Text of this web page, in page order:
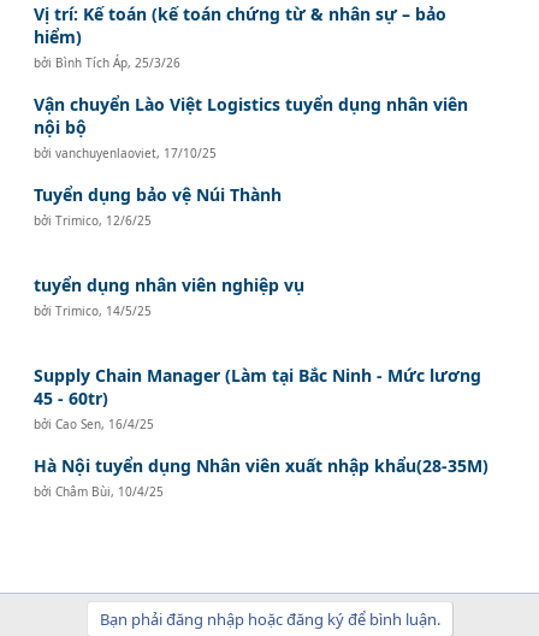
Vị trí: Kế toán (kế toán chứng từ & nhân sự – bảo
hiểm)
bởi Bình Tích Áp, 25/3/26
Vận chuyển Lào Việt Logistics tuyển dụng nhân viên
nội bộ
bởivanchuyenlaoviet, 17/10/25
Tuyển dụng bảo vệ Núi Thành
bởiTrimico, 12/6/25
tuyển dụng nhân viên nghiệp vụ
bởiTrimico, 14/5/25
Supply Chain Manager (Làm tại Bắc Ninh - Mức lương
45 - 60tr)
bởiCao Sen, 16/4/25
Hà Nội tuyển dụng Nhân viên xuất nhập khẩu(28-35M)
bởiChâm Bùi, 10/4/25
Bạn phải đăng nhập hoặc đăng ký để bình luận.